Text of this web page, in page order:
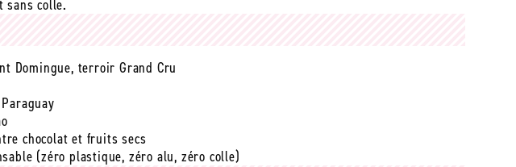
sans colle.
Domingue, terroir Grand Cru
chocolat et fruits secs
(zéro plastique, zéro alu, zéro colle)